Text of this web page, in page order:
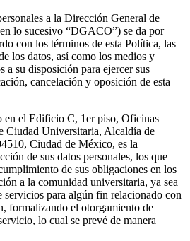
a la Dirección General de
lo sucesivo “DGACO”) se da por
con los términos de esta Política, las
los datos, así como los medios y
a su disposición para ejercer sus
cancelación y oposición de esta
el Edificio C, 1er piso, Oficinas
Ciudad Universitaria, Alcaldía de
Ciudad de México, es la
de sus datos personales, los que
de sus obligaciones en los
a la comunidad universitaria, ya sea
servicios para algún fin relacionado con
formalizando el otorgamiento de
lo cual se prevé de manera